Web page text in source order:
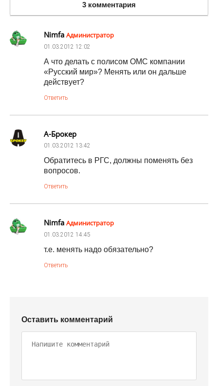
3 комментария
Nimfa Администратор
01.03.2012 12:02
А что делать с полисом ОМС компании
«Русский мир»? Менять или он дальше
действует?
Ответить
А-Брокер
01.03.2012 13:42
Обратитесь в РГС, должны поменять без
вопросов.
Ответить
Nimfa Администратор
01.03.2012 14:45
т.е. менять надо обязательно?
Ответить
Оставить комментарий